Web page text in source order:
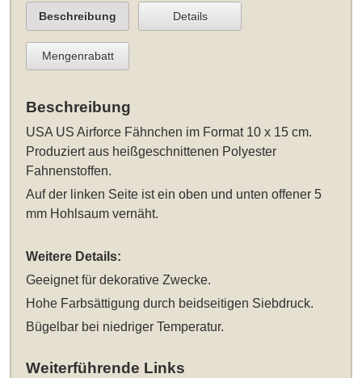
Beschreibung Details
Mengenrabatt
Beschreibung
USA US Airforce Fähnchen im Format 10 x 15 cm.
Produziert aus heißgeschnittenen Polyester
Fahnenstoffen.
Auf der linken Seite ist ein oben und unten offener 5
mm Hohlsaum vernäht.
Weitere Details:
Geeignet für dekorative Zwecke.
Hohe Farbsättigung durch beidseitigen Siebdruck.
Bügelbar bei niedriger Temperatur.
Weiterführende Links